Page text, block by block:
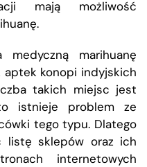
mają możliwość
marihuanę
konopi indyjskich
takich miejsc jest
istnieje problem ze
tego typu. Dlatego
listę sklepów oraz ich
internetowych